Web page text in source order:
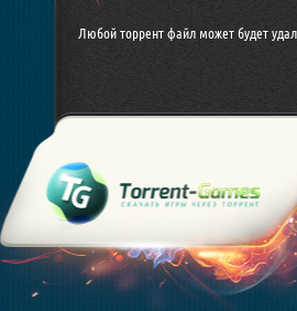
Любой торрент файл может будет